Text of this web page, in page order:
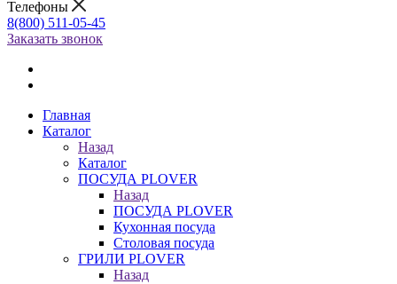
Телефоны
8(800) 511-05-45
Заказать звонок
Главная
Каталог
Назад
Каталог
ПОСУДА PLOVER
Назад
ПОСУДА PLOVER
Кухонная посуда
Столовая посуда
ГРИЛИ PLOVER
Назад